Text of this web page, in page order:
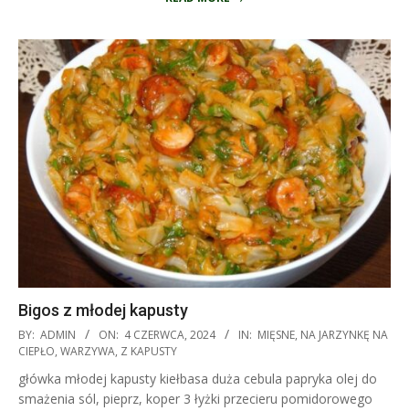
Bigos z młodej kapusty
2024-
06-
04
BY: ADMIN ON: 4 CZERWCA, 2024 IN: MIĘSNE, NA JARZYNKĘ NA
CIEPŁO, WARZYWA, Z KAPUSTY
główka młodej kapusty kiełbasa duża cebula papryka olej do
smażenia sól, pieprz, koper 3 łyżki przecieru pomidorowego